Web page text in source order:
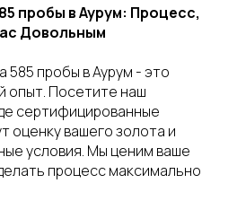
пробы в Аурум: Процесс,
Довольным
585 пробы в Аурум - это
опыт. Посетите наш
сертифицированные
оценку вашего золота и
условия. Мы ценим ваше
процесс максимально